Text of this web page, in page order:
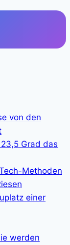
von den
Grad das
Methoden
einer
werden